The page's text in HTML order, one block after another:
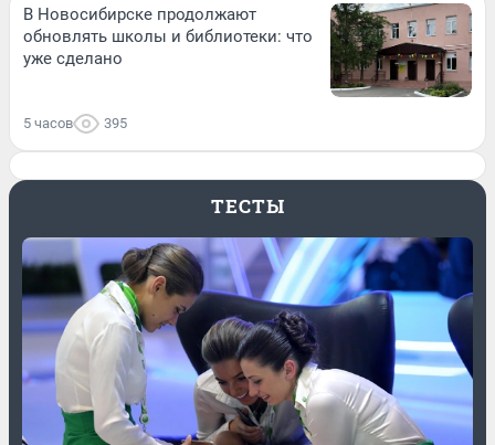
В Новосибирске продолжают
обновлять школы и библиотеки: что
уже сделано
5 часов 395
ТЕСТЫ